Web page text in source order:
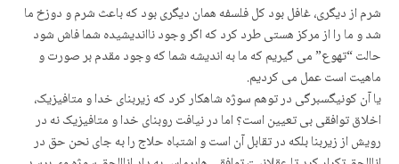
شرم از دیگری، غافل بود کل فلسفە همان دیگری بود که باعث شرم و دوزخ ما
شد و ما را از مرکز هستی طرد کرد که اگر وجود نااندیشیده شما فاش شود
حالت “تهوع” می گیریم که ما به اندیشه شما که وجود مقدم بر صورت و
ماهیت است عمل می کردیم.
یا آن کونیگسبرگی در توهم سوژه شاهکار کرد که زیربنای خدا و متافیزیک،
اخلاق توافقی بی تعیین است؟ اما در نیافت روبنای خدا و متافیزیک نه در
رویش از زیربنا بلکه در تقابل آن است و اشتباه حلاج را به جای نحن حق در